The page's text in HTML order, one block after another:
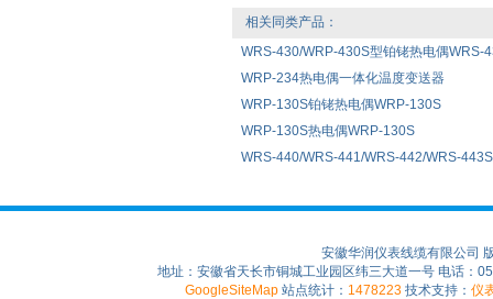
相关同类产品：
WRS-430/WRP-430S型铂铑热电偶WRS-
WRP-234热电偶一体化温度变送器
WRP-130S铂铑热电偶WRP-130S
WRP-130S热电偶WRP-130S
WRS-440/WRS-441/WRS-442/WRS-
安徽华润仪表线缆有限公司
地址：安徽省天长市铜城工业园区纬三大道一号 电话：
GoogleSiteMap 站点统计： 1478223 技术支持： 仪